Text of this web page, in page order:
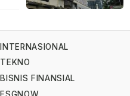
INTERNASIONAL
TEKNO
BISNIS FINANSIAL
ESGNOW